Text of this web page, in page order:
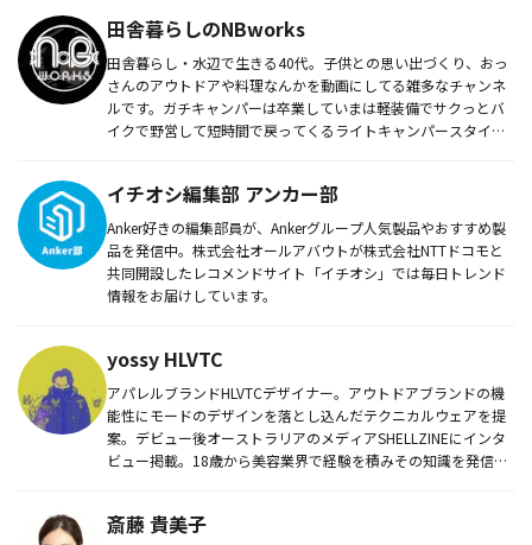
田舎暮らしのNBworks
田舎暮らし・水辺で生きる40代。子供との思い出づくり、おっ
さんのアウトドアや料理なんかを動画にしてる雑多なチャンネ
ルです。ガチキャンパーは卒業していまは軽装備でサクっとバ
イクで野営して短時間で戻ってくるライトキャンパースタイル
イチオシ編集部 アンカー部
Anker好きの編集部員が、Ankerグループ人気製品やおすすめ製
品を発信中。株式会社オールアバウトが株式会社NTTドコモと
共同開設したレコメンドサイト「イチオシ」では毎日トレンド
情報をお届けしています。
yossy HLVTC
アパレルブランドHLVTCデザイナー。アウトドアブランドの機
能性にモードのデザインを落とし込んだテクニカルウェアを提
案。デビュー後オーストラリアのメディアSHELLZINEにインタ
ビュー掲載。18歳から美容業界で経験を積みその知識を発信す
斎藤 貴美子